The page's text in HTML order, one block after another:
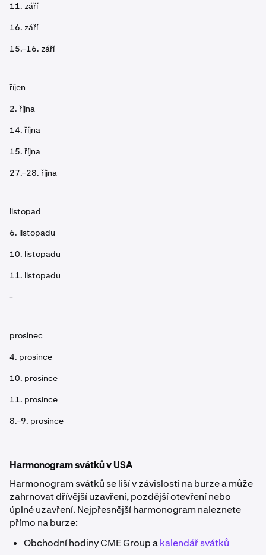
11. září
16. září
15.–16. září
říjen
2. října
14. října
15. října
27.–28. října
listopad
6. listopadu
10. listopadu
11. listopadu
-
prosinec
4. prosince
10. prosince
11. prosince
8.–9. prosince
Harmonogram svátků v USA
Harmonogram svátků se liší v závislosti na burze a může
zahrnovat dřívější uzavření, pozdější otevření nebo
úplné uzavření. Nejpřesnější harmonogram naleznete
přímo na burze:
Obchodní hodiny CME Group akalendář svátků